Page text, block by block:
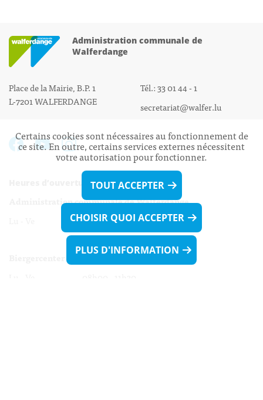
Administration communale de
Walferdange
Place de la Mairie, B.P. 1
L-7201 WALFERDANGE
Tél.: 33 01 44 - 1
secretariat@walfer.lu
Heures d’ouverture:
Administration communale de Walferdange
Lu - Ve 08h00 - 11h30
13h30 - 16h00
Certains cookies sont nécessaires au fonctionnement de
ce site. En outre, certains services externes nécessitent
votre autorisation pour fonctionner.
TOUT ACCEPTER
CHOISIR QUOI ACCEPTER
PLUS D'INFORMATION